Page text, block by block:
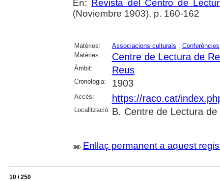
En: Revista del Centro de
(Noviembre 1903), p. 160-162
Matèries: Associacions culturals ; Conferències
Matèries:
Centre de Lectura de
Àmbit: Reus
Cronologia: 1903
Accés: https://raco.cat/
Localització: B. Centre de Lectura de
Enllaç permanent a aquest
10 / 250